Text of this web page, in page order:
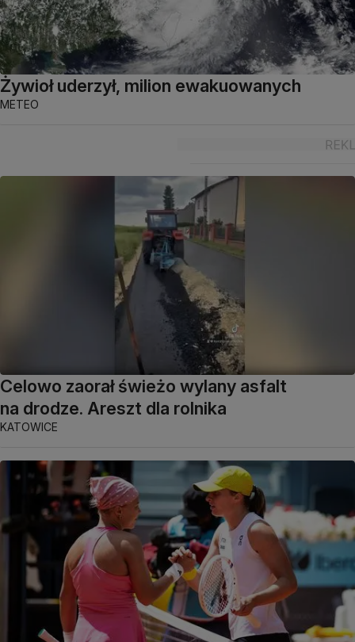
Żywioł uderzył, milion ewakuowanych
METEO
Celowo zaorał świeżo wylany asfalt
na drodze. Areszt dla rolnika
KATOWICE